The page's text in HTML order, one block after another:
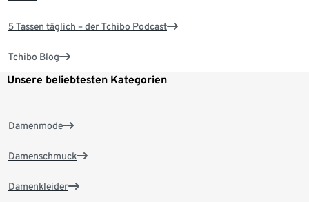
5 Tassen täglich – der Tchibo Podcast
Tchibo Blog
Unsere beliebtesten Kategorien
Damenmode
Damenschmuck
Damenkleider